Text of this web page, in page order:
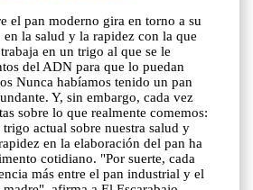
el pan moderno gira en torno a su
la salud y la rapidez con la que
en un trigo al que se le
del ADN para que lo puedan
Nunca habíamos tenido un pan
Y, sin embargo, cada vez
sobre lo que realmente comemos:
actual sobre nuestra salud y
en la elaboración del pan ha
cotidiano. "Por suerte, cada
más entre el pan industrial y el